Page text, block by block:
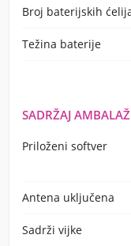
Broj baterijskih
Težina baterije
SADRŽAJ
Priloženi softver
Antena uključena
Sadrži vijke